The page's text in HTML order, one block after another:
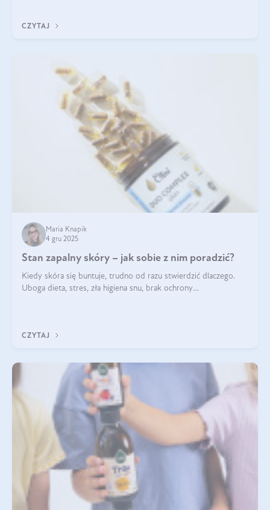
CZYTAJ
Maria Knapik
4 gru 2025
Stan zapalny skóry – jak sobie z nim poradzić?
Kiedy skóra się buntuje, trudno od razu stwierdzić dlaczego.
Uboga dieta, stres, zła higiena snu, brak ochrony
CZYTAJ